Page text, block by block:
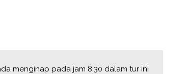
menginap pada jam 8.30 dalam tur ini